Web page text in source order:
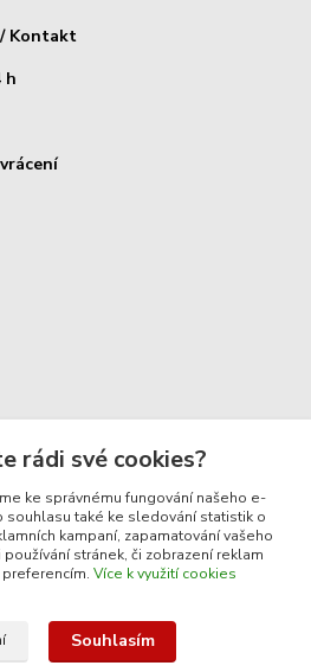
/ Kontakt
h
997
|
rádi své cookies?
ke správnému fungování našeho e-
souhlasu také ke sledování statistik o
kampaní, zapamatování vašeho
stránek, či zobrazení reklam
Více k využití cookies
Souhlasím